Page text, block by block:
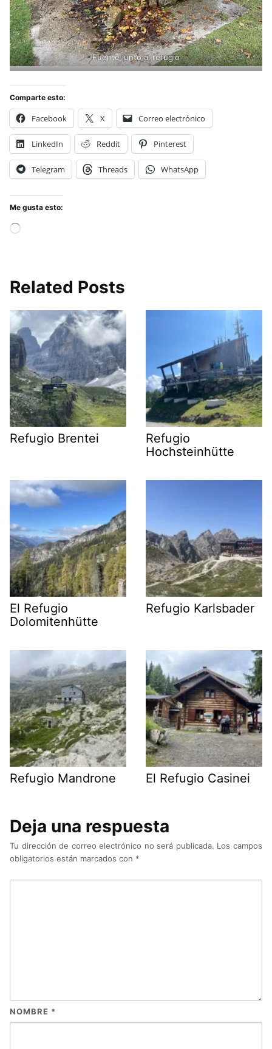
Fuente junto al refugio
Comparte esto:
Facebook X Correo electrónico
LinkedIn Reddit Pinterest
Telegram Threads WhatsApp
Me gusta esto:
Related Posts
Refugio Brentei
Refugio
Hochsteinhütte
El Refugio
Dolomitenhütte
Refugio Karlsbader
Refugio Mandrone El Refugio Casinei
Deja una respuesta
Tu dirección de correo electrónico no será publicada. Los campos
obligatorios están marcados con *
NOMBRE *